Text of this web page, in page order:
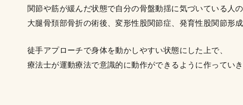
関節や筋が緩んだ状態で自分の骨盤動揺に気づいている人
大腿骨頚部骨折の術後、変形性股関節症、発育性股関節形
徒手アプローチで身体を動かしやすい状態にした上で、
療法士が運動療法で意識的に動作ができるように作っていき